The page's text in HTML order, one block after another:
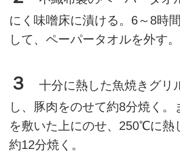
にく味噌床に漬ける。6～8時
して、ペーパータオルを外す。
３
十分に熱した魚焼きグリ
し、豚肉をのせて約8分焼く。
を敷いた上にのせ、250℃に熱
約12分焼く。